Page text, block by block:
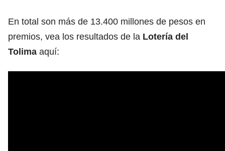
En total son más de 13.400 millones de pesos en
premios, vea los resultados de la Lotería del
Tolima aquí: